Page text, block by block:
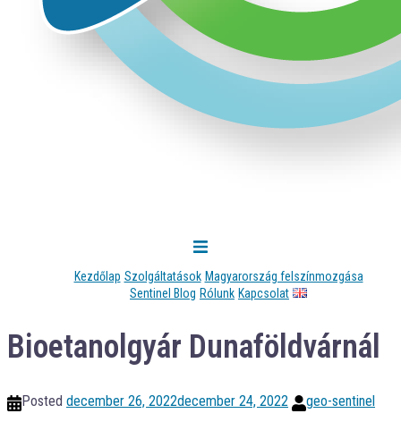
Kezdőlap Szolgáltatások Magyarország felszínmozgása
Sentinel Blog Rólunk Kapcsolat
Bioetanolgyár Dunaföldvárnál
Posted december 26, 2022december 24, 2022
geo-sentinel